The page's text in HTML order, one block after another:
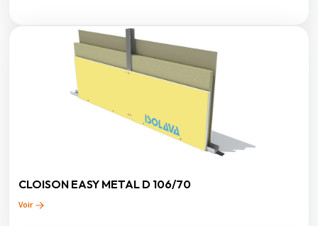
CLOISON EASY METAL D 106/70
Voir